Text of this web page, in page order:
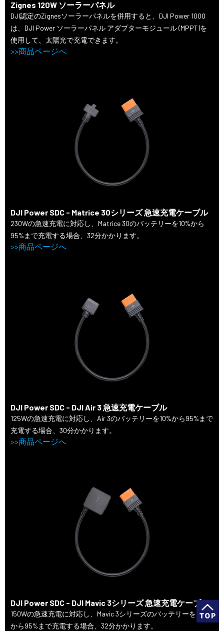
Zignes 120W ソーラーパネル
DJI認定のZignesソーラーパネルを併用すると、DJI Power 1000
は、DJI Power ソーラーパネル アダプターモジュール (MPPT)を
使用して、太陽光で充電できます。
>>商品ページへ
DJI Power SDC - Matrice 30シリーズ 急速充電ケーブル
230Wの急速充電に対応し、Matrice 30のバッテリーを10%から
95%まで充電する場合、32分かかります。
>>商品ページへ
DJI Power SDC - DJI Air 3 急速充電ケーブル
125Wの急速充電に対応し、Air 3のバッテリーを10%から95%まで
充電する場合、30分かかります。
>>商品ページへ
DJI Power SDC - DJI Mavic 3シリーズ 急速充電ケーブル
150Wの急速充電に対応し、Mavic 3シリーズのバッテリーを10%
から95%まで充電する場合、32分かかります。